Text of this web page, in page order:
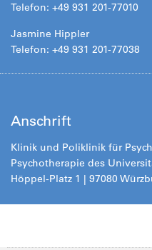
Telefon: +49 931 201-77010
Jasmine Hippler
Telefon: +49 931 201-77038
Anschrift
Klinik und Poliklinik für
Psychotherapie des
Höppel-Platz 1 | 97080